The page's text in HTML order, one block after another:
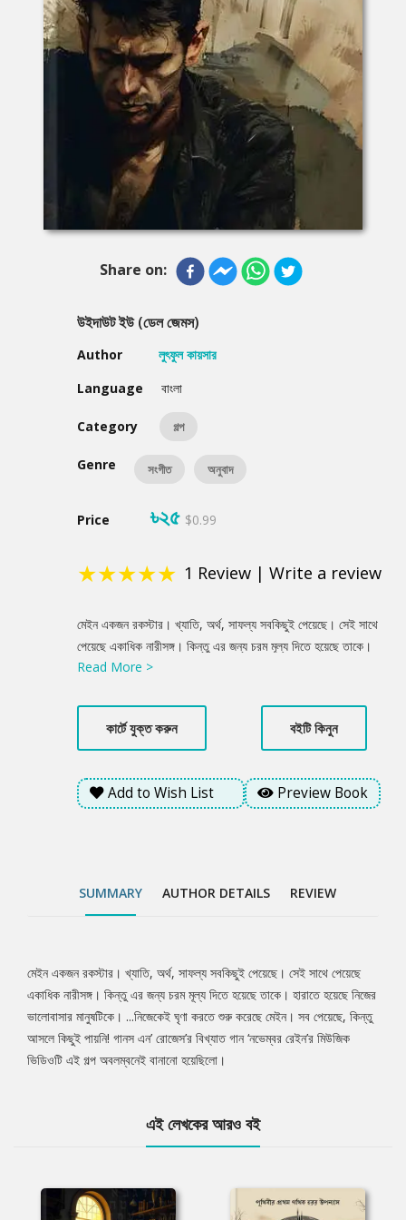
Share on:
উইদাউট ইউ (ডেল জেমস)
Author
লুৎফুল কায়সার
Language
বাংলা
Category গল্প
Genre সংগীত অনুবাদ
Price ৳২৫ $0.99
★★★★★ 1 Review | Write a review
Product
Summery
মেইন একজন রকস্টার। খ্যাতি, অর্থ, সাফল্য সবকিছুই পেয়েছে। সেই সাথে
পেয়েছে একাধিক নারীসঙ্গ। কিন্তু এর জন্য চরম মূল্য দিতে হয়েছে তাকে।
হারাতে হয়েছে নিজের ভালোবাসার মানুষটিকে। ...নিজেকেই ঘৃণা করতে শুরু
বিখ্যাত গান ‘নভেম্বর রেইন’র মিউজিক ভিডিওটি এই গল্প অবলম্বনেই বানানো
হয়েছিলো।
Read More >
কার্টে যুক্ত করুন বইটি কিনুন
Add to Wish List Preview Book
SUMMARY AUTHOR DETAILS REVIEW
Tab
Article
মেইন একজন রকস্টার। খ্যাতি, অর্থ, সাফল্য সবকিছুই পেয়েছে। সেই সাথে পেয়েছে
একাধিক নারীসঙ্গ। কিন্তু এর জন্য চরম মূল্য দিতে হয়েছে তাকে। হারাতে হয়েছে নিজের
ভালোবাসার মানুষটিকে। ...নিজেকেই ঘৃণা করতে শুরু করেছে মেইন। সব পেয়েছে, কিন্তু
আসলে কিছুই পায়নি! গানস এন’ রোজেস’র বিখ্যাত গান ‘নভেম্বর রেইন’র মিউজিক
ভিডিওটি এই গল্প অবলম্বনেই বানানো হয়েছিলো।
এই লেখকের আরও বই